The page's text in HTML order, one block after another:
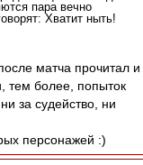
пара вечно
Хватит ныть!
матча прочитал и
тем более, попыток
за судейство, ни
персонажей :)